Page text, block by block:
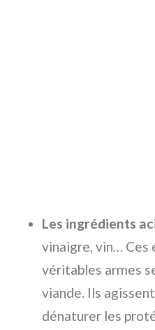
Les ingrédients
vinaigre, vin… Ces
véritables armes
viande. Ils
dénaturer les